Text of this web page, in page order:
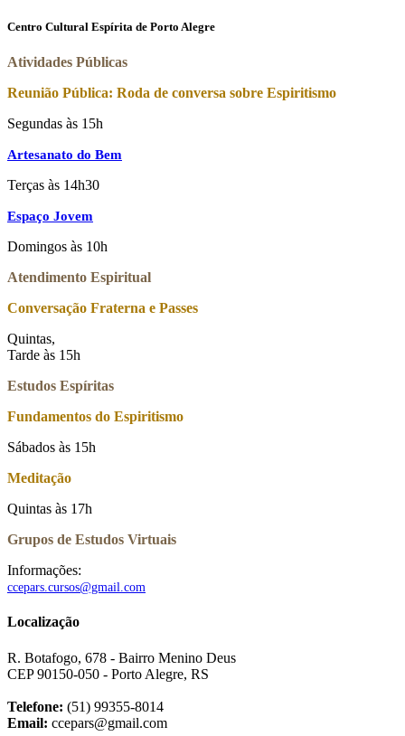
Centro Cultural Espírita de Porto Alegre
Atividades Públicas
Reunião Pública: Roda de conversa sobre Espiritismo
Segundas às 15h
Artesanato do Bem
Terças às 14h30
Espaço Jovem
Domingos às 10h
Atendimento Espiritual
Conversação Fraterna e Passes
Quintas,
Tarde às 15h
Estudos Espíritas
Fundamentos do Espiritismo
Sábados às 15h
Meditação
Quintas às 17h
Grupos de Estudos Virtuais
Informações:
ccepars.cursos@gmail.com
Localização
R. Botafogo, 678 - Bairro Menino Deus
CEP 90150-050 - Porto Alegre, RS
Telefone: (51) 99355-8014
Email: ccepars@gmail.com